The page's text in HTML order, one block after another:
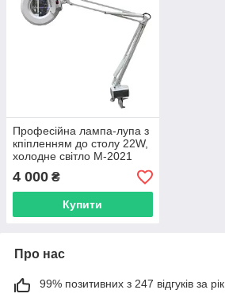
Професійна лампа-лупа з
кпіпленням до столу 22W,
холодне світло M-2021
(OS 000153)
4 000 ₴
Купити
Про нас
99% позитивних з 247 відгуків за рік